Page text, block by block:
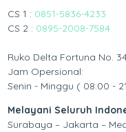
CS 1 : 0851-5836-4233
CS 2 : 0895-2008-7584
Ruko Delta Fortuna No.
Jam Opersional:
Senin - Minggu ( 08:00 -
Melayani Seluruh
Surabaya – Jakarta –